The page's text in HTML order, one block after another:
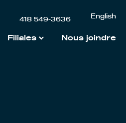
418 549-3636 English
Filiales Nous joindre